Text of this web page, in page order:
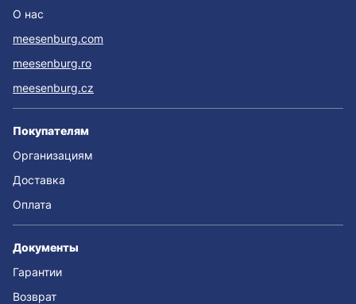
О нас
meesenburg.com
meesenburg.ro
meesenburg.cz
Покупателям
Организациям
Доставка
Оплата
Документы
Гарантии
Возврат